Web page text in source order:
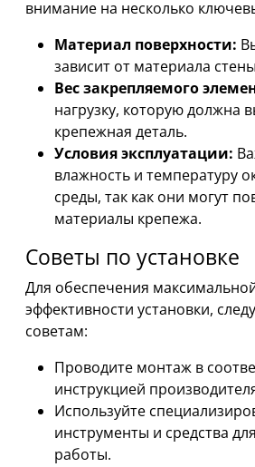
внимание на несколько
Материал поверхности:
зависит от материала
Вес закрепляемого
нагрузку, которую должна
крепежная деталь.
Условия эксплуатации:
влажность и температуру
среды, так как они могут
материалы крепежа.
Советы по установке
Для обеспечения
эффективности установки,
советам:
Проводите монтаж в
инструкцией
Используйте
инструменты и средства
работы.